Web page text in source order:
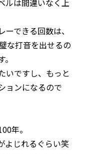
ルは間違いなく上
できる回数は、
な打音を出せるの
いですし、もっと
ョンになるので
年。
よじれるぐらい笑